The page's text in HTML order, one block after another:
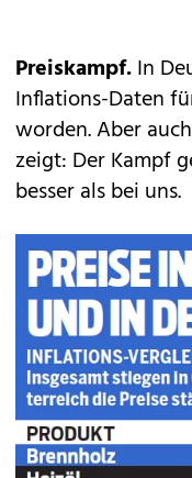
Preiskampf.In
Inflations-Daten
worden. Aber
zeigt: Der Kampf
besser als bei uns.